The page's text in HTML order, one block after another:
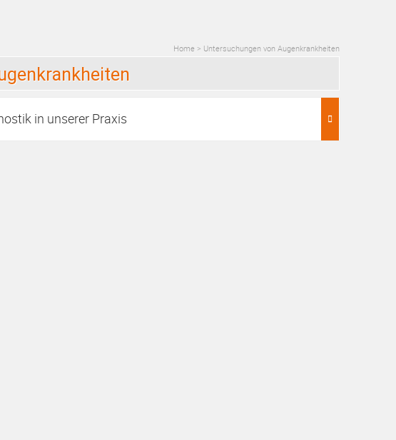
Home > Untersuchungen von Augenkrankheiten
in unserer Praxis